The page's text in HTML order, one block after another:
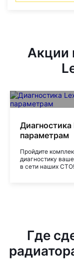
Акции
Диагностика
параметрам
Пройдите
диагностику
в сети наших СТО!
Где